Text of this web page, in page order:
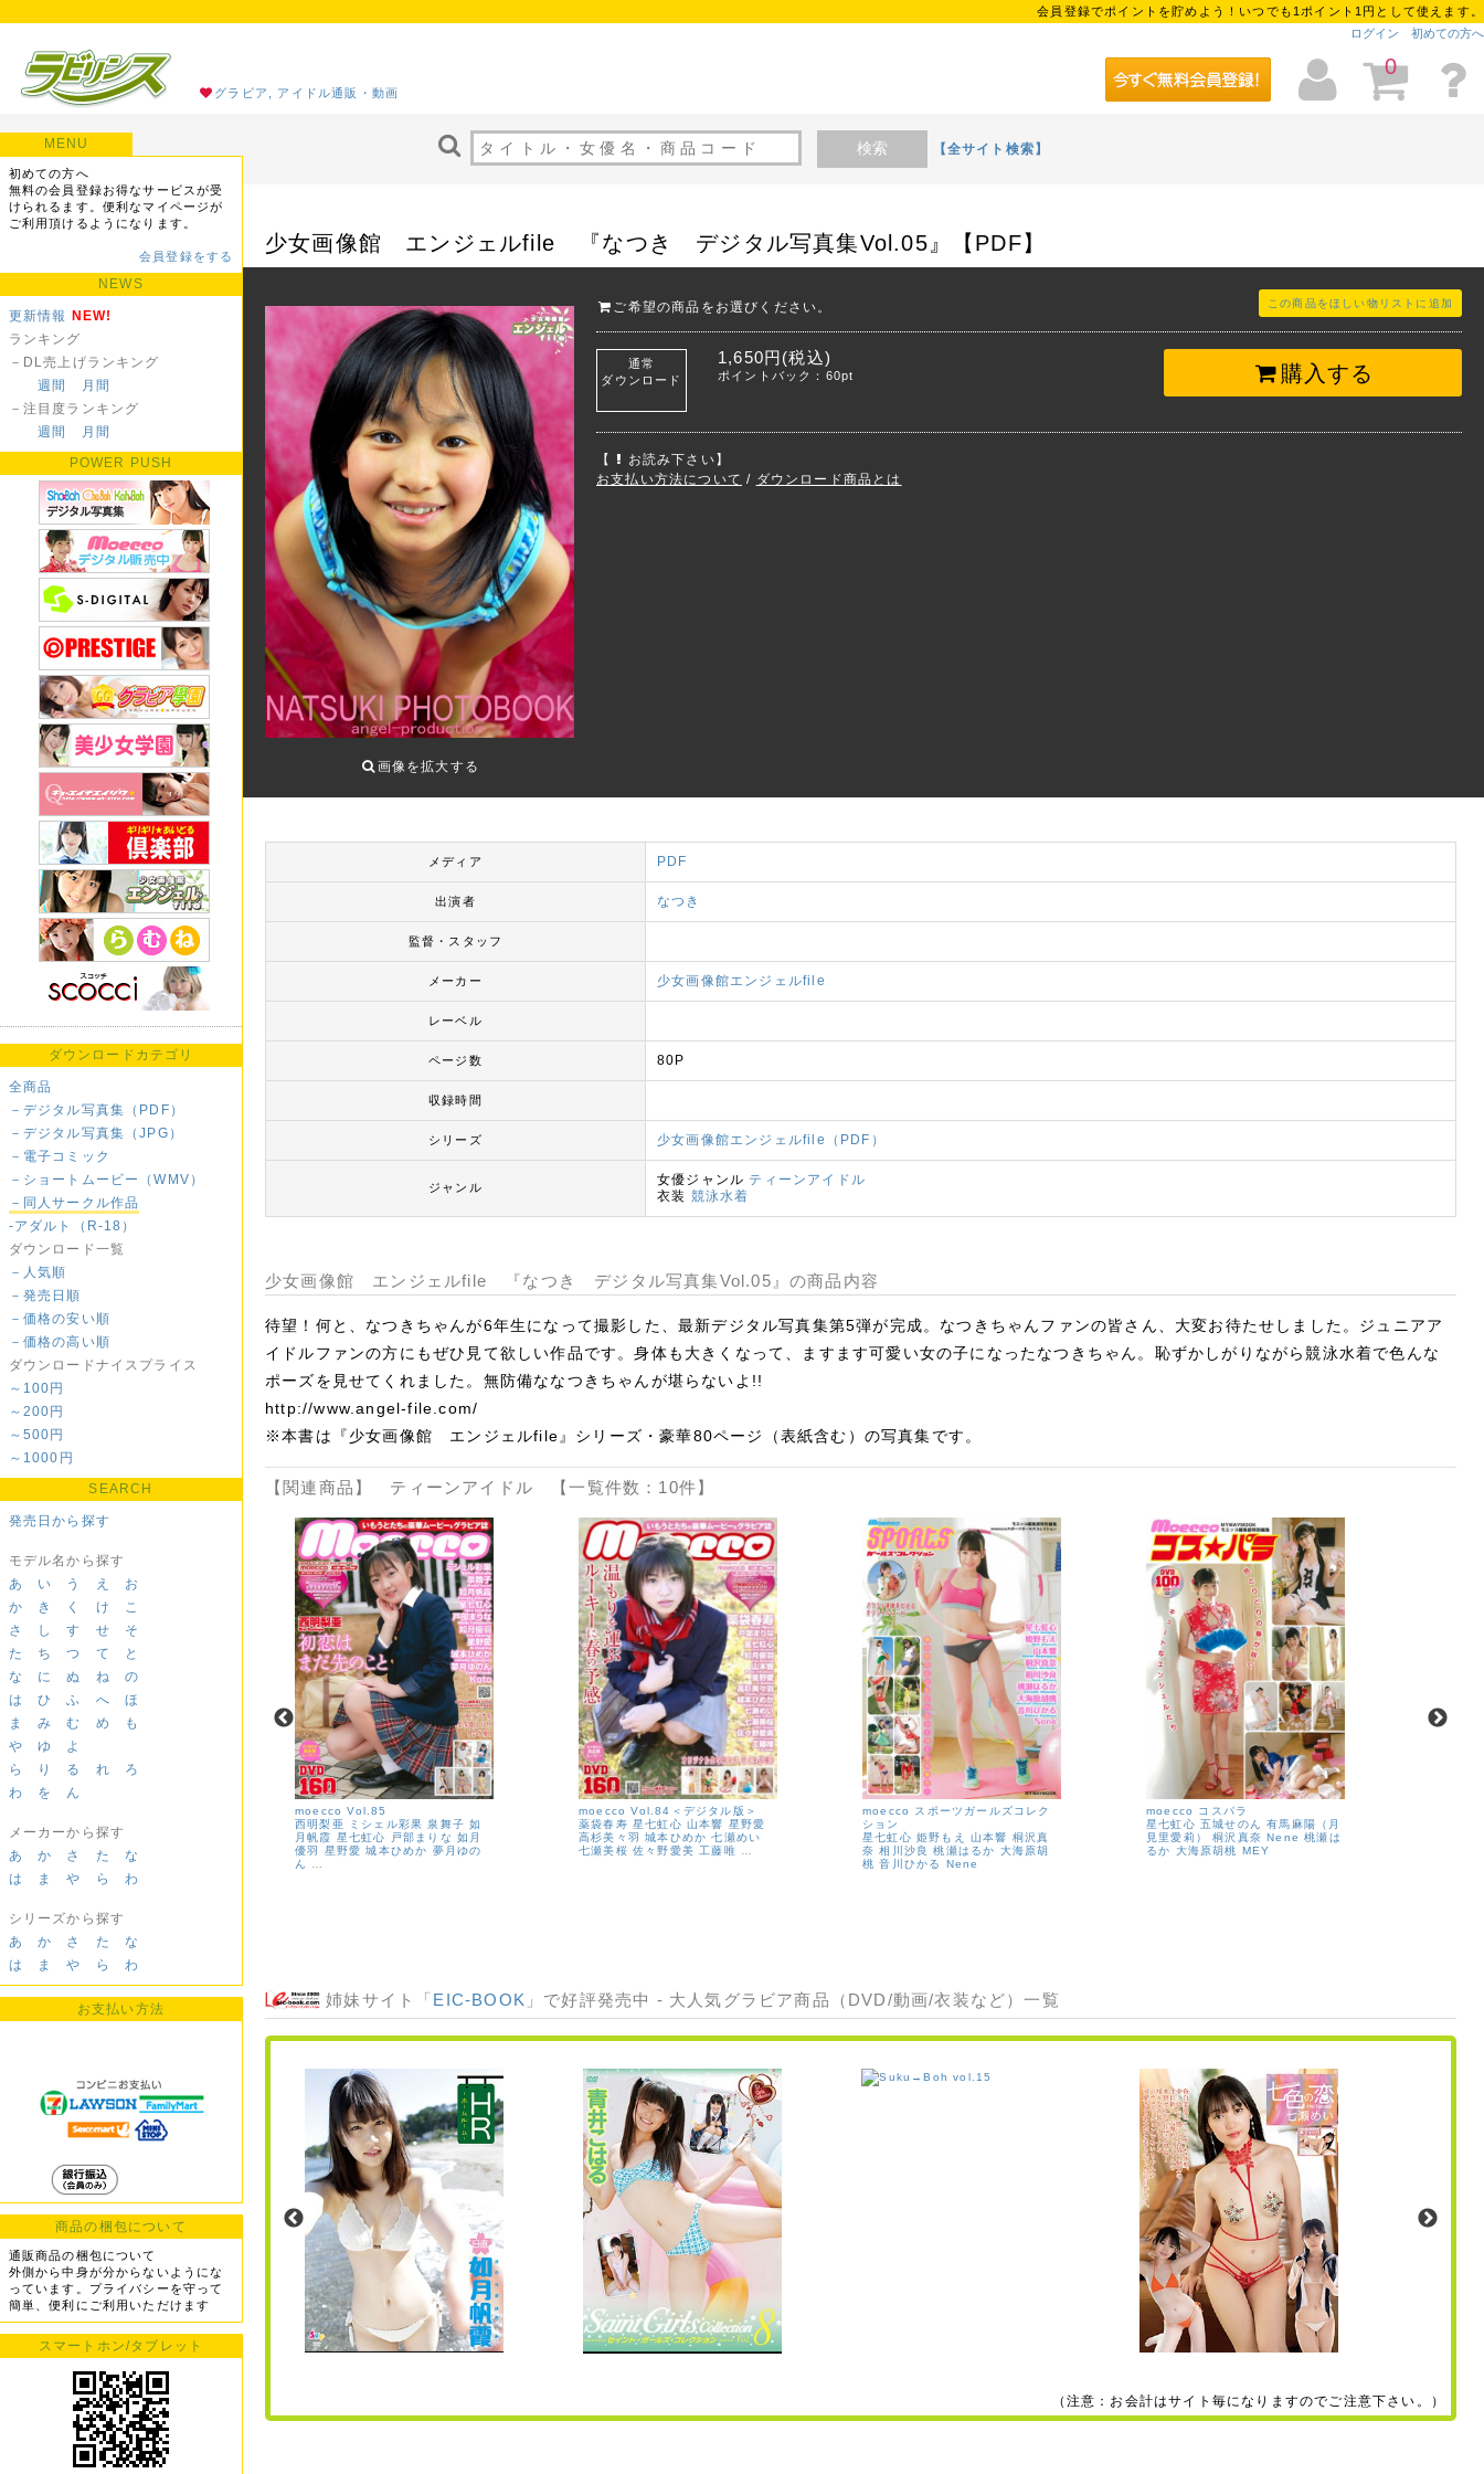
会員登録でポイントを貯めよう！いつでも1ポイント1円として使えます。
ログイン
初めての方へ
グラビア, アイドル通販・動画
0
検索 【全サイト検索】
MENU
初めての方へ
無料の会員登録お得なサービスが受
けられるます。便利なマイページが
ご利用頂けるようになります。
会員登録をする
NEWS
更新情報 NEW!
ランキング
－DL売上げランキング
週間
月間
－注目度ランキング
週間
月間
POWER PUSH
ダウンロードカテゴリ
全商品
－デジタル写真集（PDF）
－デジタル写真集（JPG）
－電子コミック
－ショートムービー（WMV）
－同人サークル作品
-アダルト（R-18）
ダウンロード一覧
－人気順
－発売日順
－価格の安い順
－価格の高い順
ダウンロードナイスプライス
～100円
～200円
～500円
～1000円
SEARCH
発売日から探す
モデル名から探す
あ
い う え
お
か
き く け
こ
さ
し す せ
そ
た
ち つ て
と
な
に ぬ ね
の
は
ひ ふ へ
ほ
ま
み む め
も
や
ゆ
よ
ら
り る れ
ろ
わ
を ん
メーカーから探す
あ
か さ た
な
は
ま や ら わ
シリーズから探す
あ
か さ た
な
は
ま や ら わ
お支払い方法
商品の梱包について
通販商品の梱包について
外側から中身が分からないようにな
っています。プライバシーを守って
簡単、便利にご利用いただけます
スマートホン/タブレット
少女画像館 エンジェルfile 『なつき デジタル写真集Vol.05』【PDF】
画像を拡大する
ご希望の商品をお選びください。 この商品をほしい物リストに追加
購入する
通常
ダウンロード
1,650円(税込)
ポイントバック：60pt
【
お読み下さい】
お支払い方法について / ダウンロード商品とは
メディア PDF
出演者 なつき
監督・スタッフ
メーカー 少女画像館エンジェルfile
レーベル
ページ数 80P
収録時間
シリーズ 少女画像館エンジェルfile（PDF）
ジャンル 女優ジャンル ティーンアイドル
衣装 競泳水着
少女画像館 エンジェルfile 『なつき デジタル写真集Vol.05』の商品内容
待望！何と、なつきちゃんが6年生になって撮影した、最新デジタル写真集第5弾が完成。なつきちゃんファンの皆さん、大変お待たせしました。ジュニアア
イドルファンの方にもぜひ見て欲しい作品です。身体も大きくなって、ますます可愛い女の子になったなつきちゃん。恥ずかしがりながら競泳水着で色んな
ポーズを見せてくれました。無防備ななつきちゃんが堪らないよ!!
http://www.angel-file.com/
※本書は『少女画像館 エンジェルfile』シリーズ・豪華80ページ（表紙含む）の写真集です。
【関連商品】 ティーンアイドル 【一覧件数：10件】
MEY 姫野もえ 音川ひかる
美々羽
有馬麻陽（月見里愛莉）
咲陽菜
梨々香 大海原胡桃
奈
moecco Vol.85
西明梨亜
ミシェル彩果 泉舞子 如
月帆霞 星七虹心 戸部まりな 如月
優羽
星野愛 城本ひめか 夢月ゆの
ん
moecco Vol.84＜デジタル版＞
薬袋春寿 星七虹心 山本響 星野愛
高杉美々羽 城本ひめか 七瀬めい
七瀬美桜 佐々野愛美 工藤唯
moecco スポーツガールズコレク
ション
星七虹心 姫野もえ 山本響 桐沢真
奈 相川沙良 桃瀬はるか 大海原胡
桃 音川ひかる Nene
moecco コスパラ
星七虹心 五城せのん
有馬麻陽（月
見里愛莉）
桐沢真奈 Nene 桃瀬は
るか 大海原胡桃 MEY
姉妹サイト「EIC-BOOK 」で好評発売中 - 大人気グラビア商品（DVD/動画/衣装など）一覧
（注意：お会計はサイト毎になりますのでご注意下さい。）